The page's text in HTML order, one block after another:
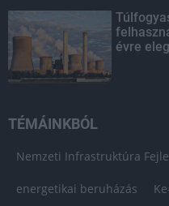
évre
TÉMÁINKBÓL
Nemzeti Infrastruktúra
energetikai beruházás